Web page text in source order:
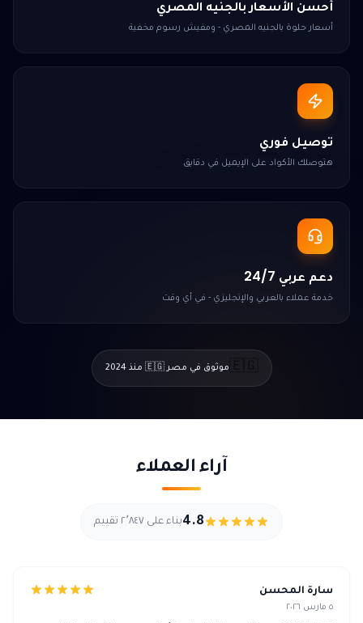
أحسن الأسعار بالجنيه المصري
أسعار حلوة بالجنيه المصري - ومفيش رسوم مخفية
توصيل فوري
هتوصلك الأكواد على الإيميل في دقايق
دعم عربي 24/7
خدمة عملاء بالعربي والإنجليزي - في أي وقت
🇪🇬موثوق في مصر 🇪🇬 منذ 2024
آراء العملاء
4.8بناء على ٢٬٨٤٧ تقييم
سارة المحسن
٥ مارس ٢٠٢٦